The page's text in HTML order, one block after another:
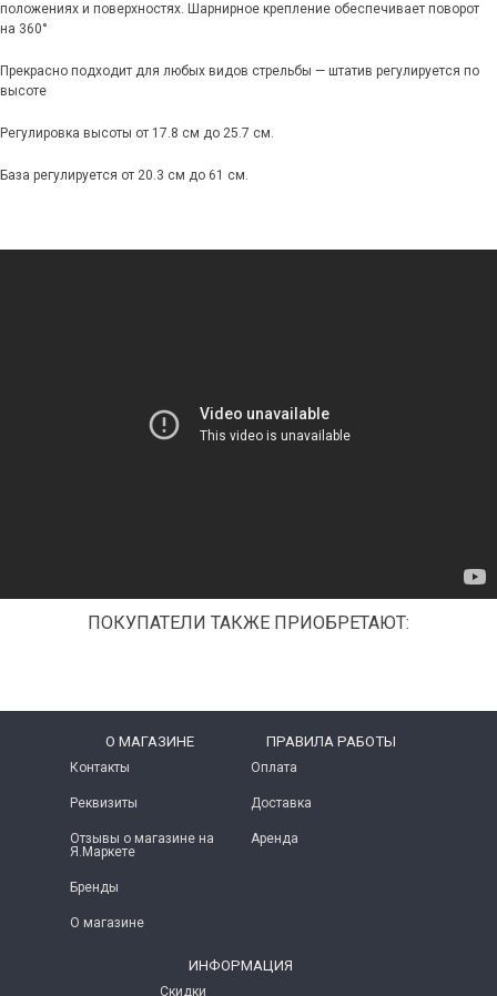
положениях и поверхностях. Шарнирное крепление обеспечивает поворот
на 360°
Прекрасно подходит для любых видов стрельбы — штатив регулируется по
высоте
Регулировка высоты от 17.8 см до 25.7 см.
База регулируется от 20.3 см до 61 см.
ПОКУПАТЕЛИ ТАКЖЕ ПРИОБРЕТАЮТ:
O МАГАЗИНЕ
Контакты
Реквизиты
Отзывы о магазине на
Я.Маркете
Бренды
О магазине
ПРАВИЛА РАБОТЫ
Оплата
Доставка
Аренда
ИНФОРМАЦИЯ
Скидки